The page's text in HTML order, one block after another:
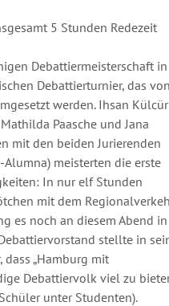
5 Stunden Redezeit
Debattiermeisterschaft in
Debattierturnier, das von
werden. Ihsan Külcür
Paasche und Jana
mit den beiden Jurierenden
meisterten die erste
In nur elf Stunden
mit dem
es noch an diesem Abend in
stellte in
„Hamburg mit
Debattiervolk viel zu
unter Studenten).